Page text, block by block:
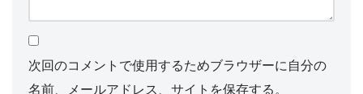
次回のコメントで使用するためブラウザーに自分の
名前、メールアドレス、サイトを保存する。